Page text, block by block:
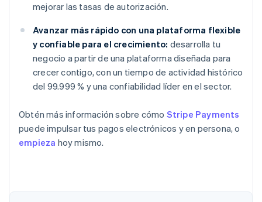
mejorar las tasas de autorización.
Avanzar más rápido con una plataforma flexible
y confiable para el crecimiento: desarrolla tu
negocio a partir de una plataforma diseñada para
crecer contigo, con un tiempo de actividad histórico
del 99.999 % y una confiabilidad líder en el sector.
Obtén más información sobre cómo Stripe Payments
puede impulsar tus pagos electrónicos y en persona, o
empieza hoy mismo.